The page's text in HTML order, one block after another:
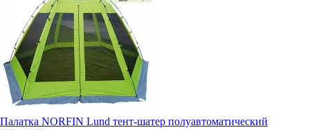
Палатка NORFIN Lund тент-шатер полуавтоматический